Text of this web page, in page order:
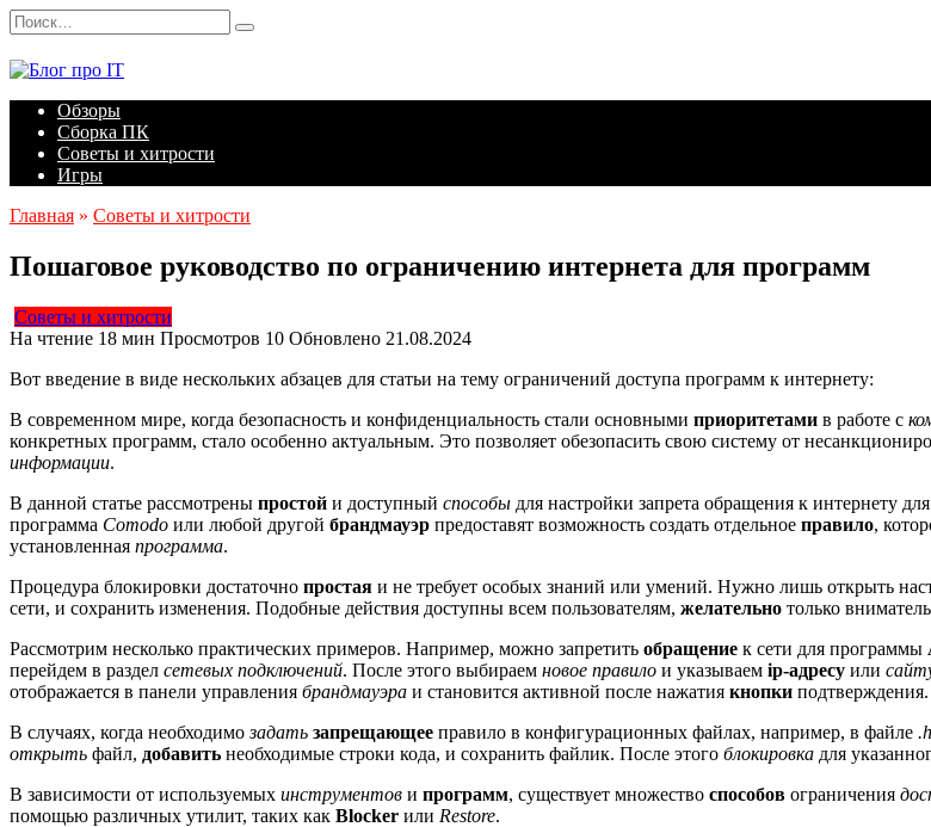
Перейти
к
содержанию
Search
for:
Обзоры
Сборка ПК
Советы и хитрости
Игры
Главная » Советы и хитрости
Пошаговое руководство по ограничению интернета для программ
Советы и хитрости
На чтение 18 мин Просмотров 10 Обновлено 21.08.2024
Вот введение в виде нескольких абзацев для статьи на тему ограничений доступа программ к интернету:
В современном мире, когда безопасность и конфиденциальность стали основными приоритетами в работе с
конкретных программ, стало особенно актуальным. Это позволяет обезопасить свою систему от
информации.
В данной статье рассмотрены простой и доступный способы для настройки запрета обращения к интернету
программа Comodo или любой другой брандмауэр предоставят возможность создать отдельное правило,
установленная программа.
Процедура блокировки достаточно простая и не требует особых знаний или умений. Нужно лишь открыть
сети, и сохранить изменения. Подобные действия доступны всем пользователям, желательно только
Рассмотрим несколько практических примеров. Например, можно запретить обращение к сети для программы
перейдем в раздел сетевых подключений. После этого выбираем новое правило и указываем ip-адресу или
отображается в панели управления брандмауэра и становится активной после нажатия кнопки подтверждения.
В случаях, когда необходимозадать запрещающее правило в конфигурационных файлах, например, в файле
открыть файл, добавить необходимые строки кода, и сохранить файлик. После этого блокировка для
В зависимости от используемых инструментов и программ, существует множество способов ограничения
помощью различных утилит, таких как Blocker или Restore.